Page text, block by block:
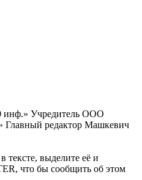
инф.» Учредитель ООО
Главный редактор Машкевич
выделите её и
что бы сообщить об этом